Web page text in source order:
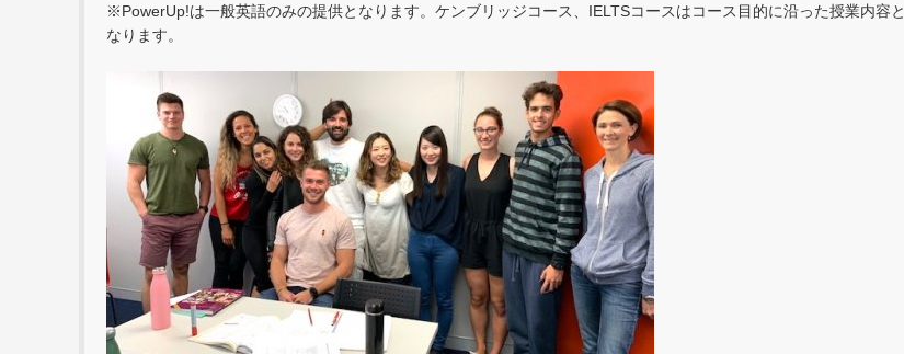
※PowerUp!は一般英語のみの提供となります。ケンブリッジコース、IELTSコースはコース目的に沿った授業内容と
なります。